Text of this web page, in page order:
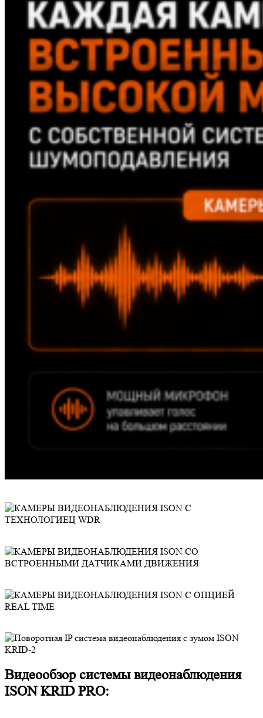
Видеообзор системы видеонаблюдения
ISON KRID PRO: